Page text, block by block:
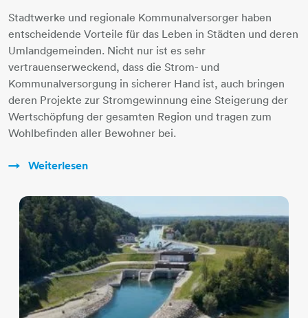
Stadtwerke und regionale Kommunalversorger haben
entscheidende Vorteile für das Leben in Städten und deren
Umlandgemeinden. Nicht nur ist es sehr
vertrauenserweckend, dass die Strom- und
Kommunalversorgung in sicherer Hand ist, auch bringen
deren Projekte zur Stromgewinnung eine Steigerung der
Wertschöpfung der gesamten Region und tragen zum
Wohlbefinden aller Bewohner bei.
Weiterlesen